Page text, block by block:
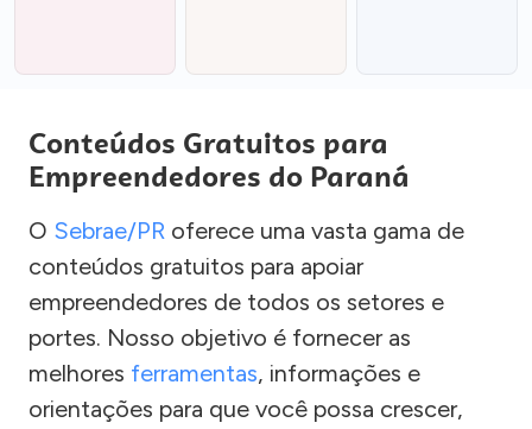
Conteúdos Gratuitos para
Empreendedores do Paraná
O Sebrae/PR oferece uma vasta gama de
conteúdos gratuitos para apoiar
empreendedores de todos os setores e
portes. Nosso objetivo é fornecer as
melhores ferramentas, informações e
orientações para que você possa crescer,